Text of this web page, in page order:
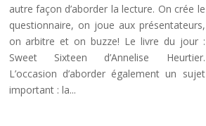
autre façon d’aborder la lecture. On crée le
questionnaire, on joue aux présentateurs,
on arbitre et on buzze! Le livre du jour :
Sweet Sixteen d’Annelise Heurtier.
L’occasion d’aborder également un sujet
important : la...